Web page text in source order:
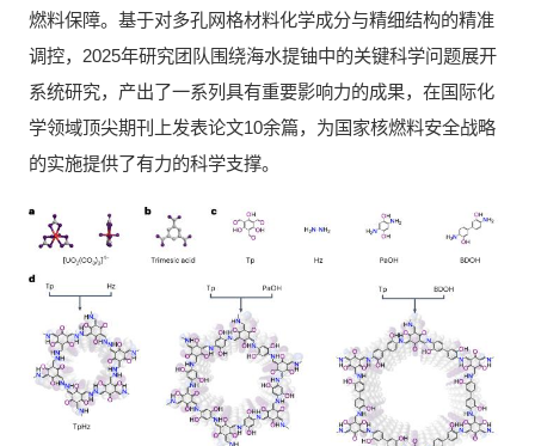
燃料保障。基于对多孔网格材料化学成分与精细结构的精准
调控，2025年研究团队围绕海水提铀中的关键科学问题展开
系统研究，产出了一系列具有重要影响力的成果，在国际化
学领域顶尖期刊上发表论文10余篇，为国家核燃料安全战略
的实施提供了有力的科学支撑。